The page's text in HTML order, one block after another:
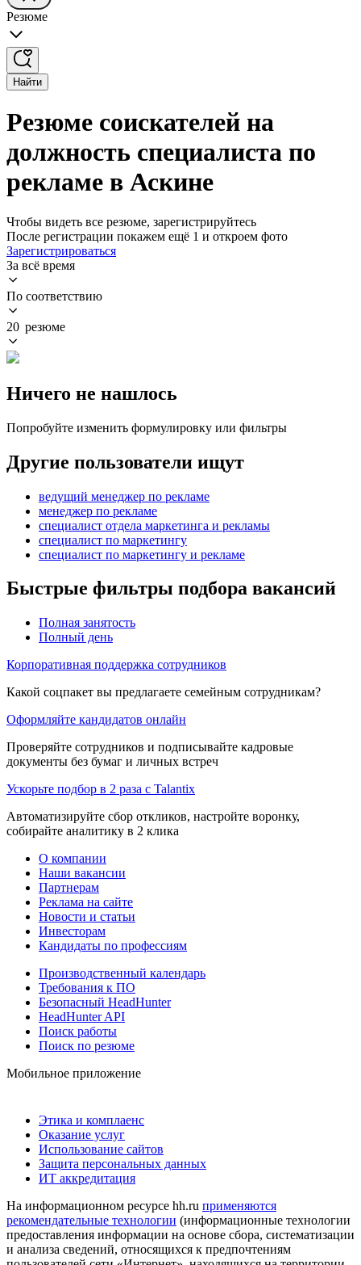
Резюме
Найти
Резюме соискателей на
должность специалиста по
рекламе в Аскине
Чтобы видеть все резюме, зарегистрируйтесь
После регистрации покажем ещё 1 и откроем фото
Зарегистрироваться
За всё время
По соответствию
20 резюме
Ничего не нашлось
Попробуйте изменить формулировку или фильтры
Другие пользователи ищут
ведущий менеджер по рекламе
менеджер по рекламе
специалист отдела маркетинга и рекламы
специалист по маркетингу
специалист по маркетингу и рекламе
Быстрые фильтры подбора вакансий
Полная занятость
Полный день
Корпоративная поддержка сотрудников
Какой соцпакет вы предлагаете семейным сотрудникам?
Оформляйте кандидатов онлайн
Проверяйте сотрудников и подписывайте кадровые
документы без бумаг и личных встреч
Ускорьте подбор в 2 раза с Talantix
Автоматизируйте сбор откликов, настройте воронку,
собирайте аналитику в 2 клика
О компании
Наши вакансии
Партнерам
Реклама на сайте
Новости и статьи
Инвесторам
Кандидаты по профессиям
Производственный календарь
Требования к ПО
Безопасный HeadHunter
HeadHunter API
Поиск работы
Поиск по резюме
Мобильное приложение
Этика и комплаенс
Оказание услуг
Использование сайтов
Защита персональных данных
ИТ аккредитация
На информационном ресурсе hh.ru применяются
рекомендательные технологии (информационные технологии
предоставления информации на основе сбора, систематизации
и анализа сведений, относящихся к предпочтениям